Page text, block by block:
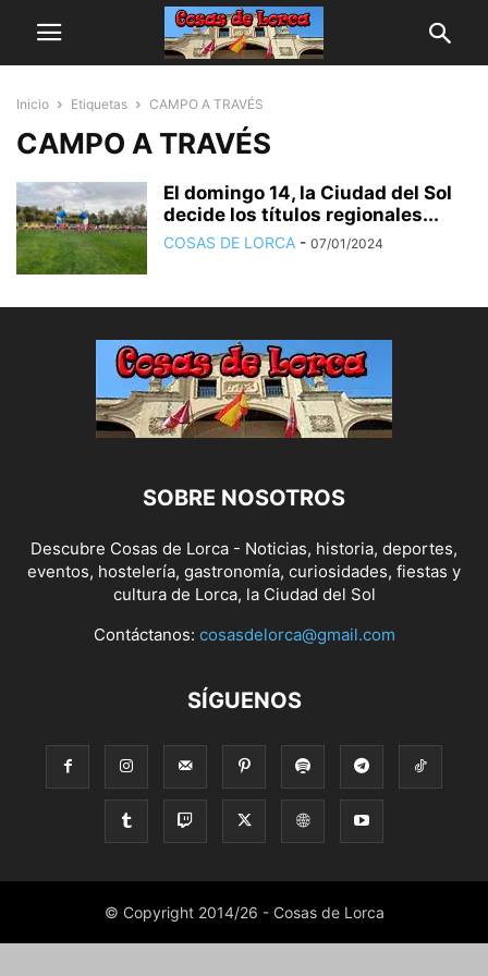
Inicio Etiquetas CAMPO A TRAVÉS
CAMPO A TRAVÉS
El domingo 14, la Ciudad del Sol
decide los títulos regionales...
COSAS DE LORCA - 07/01/2024
SOBRE NOSOTROS
Descubre Cosas de Lorca - Noticias, historia, deportes,
eventos, hostelería, gastronomía, curiosidades, fiestas y
cultura de Lorca, la Ciudad del Sol
Contáctanos: cosasdelorca@gmail.com
SÍGUENOS
© Copyright 2014/26 - Cosas de Lorca